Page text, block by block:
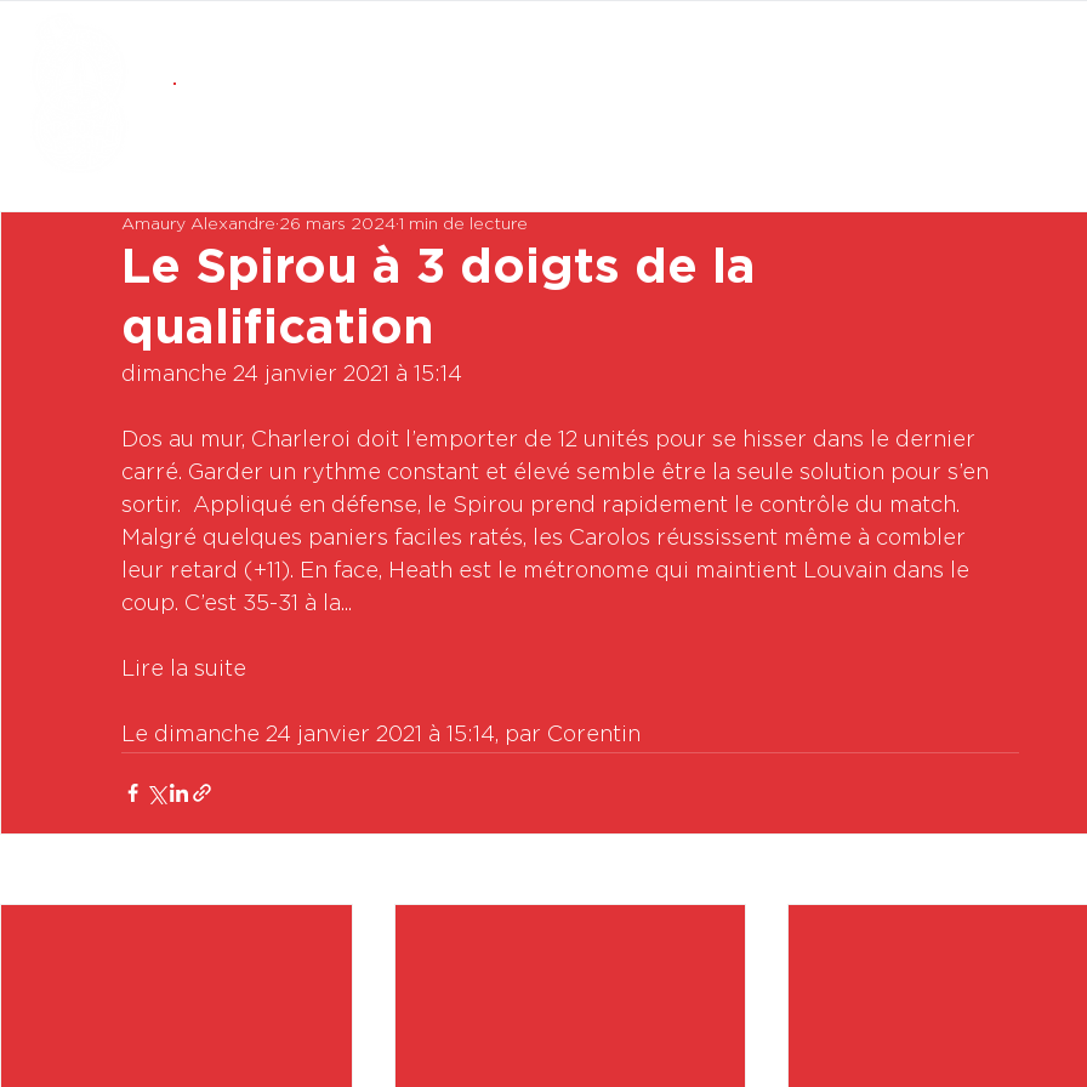
Le Spirou à 3 doigts de la
qualification
Amaury Alexandre 26 mars 2024 1 min de lecture
dimanche 24 janvier 2021 à 15:14
Dos au mur, Charleroi doit l’emporter de 12 unités pour se hisser dans le dernier
carré. Garder un rythme constant et élevé semble être la seule solution pour s’en
sortir.  Appliqué en défense, le Spirou prend rapidement le contrôle du match.
Malgré quelques paniers faciles ratés, les Carolos réussissent même à combler
leur retard (+11). En face, Heath est le métronome qui maintient Louvain dans le
coup. C’est 35-31 à la...
Lire la suite
Le dimanche 24 janvier 2021 à 15:14, par Corentin